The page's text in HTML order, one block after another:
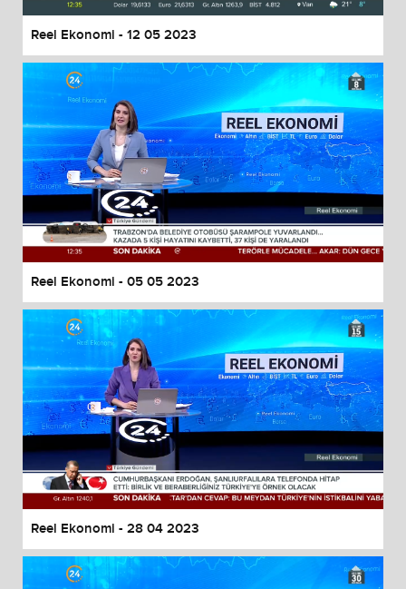
Reel Ekonomi - 12 05 2023
Reel Ekonomi - 05 05 2023
Reel Ekonomi - 28 04 2023